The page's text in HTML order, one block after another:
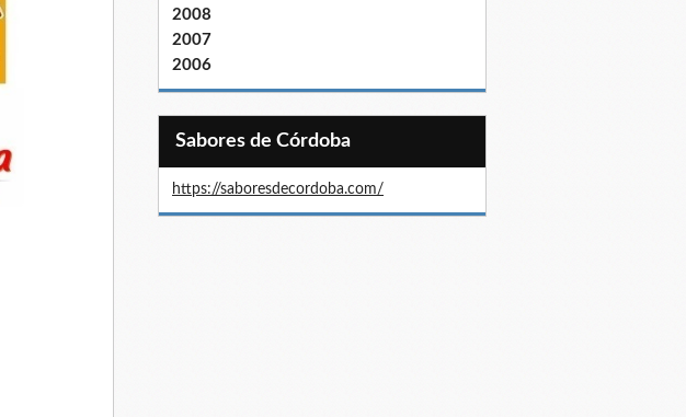
2008
2007
2006
Sabores de Córdoba
https://saboresdecordoba.com/